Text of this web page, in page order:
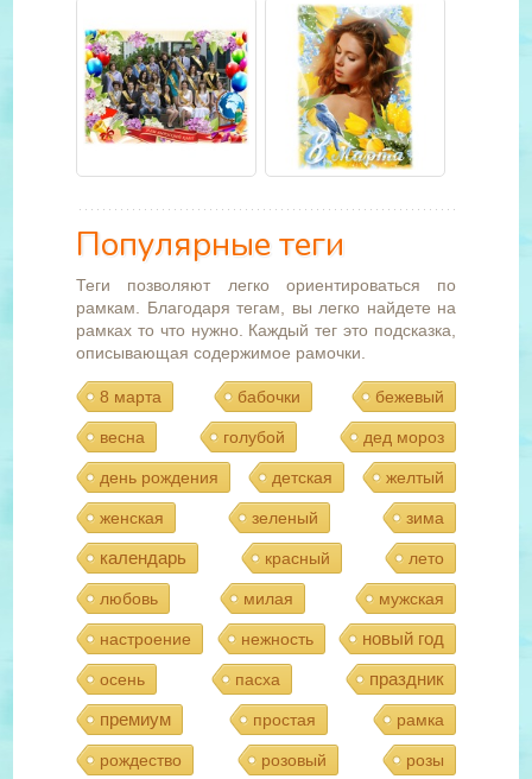
Популярные теги
Теги позволяют легко ориентироваться по
рамкам. Благодаря тегам, вы легко найдете на
рамках то что нужно. Каждый тег это подсказка,
описывающая содержимое рамочки.
8 марта бабочки бежевый
весна голубой дед мороз
день рождения детская желтый
женская зеленый зима
календарь красный лето
любовь милая мужская
настроение нежность новый год
осень пасха
праздник
премиум
простая рамка
рождество розовый розы